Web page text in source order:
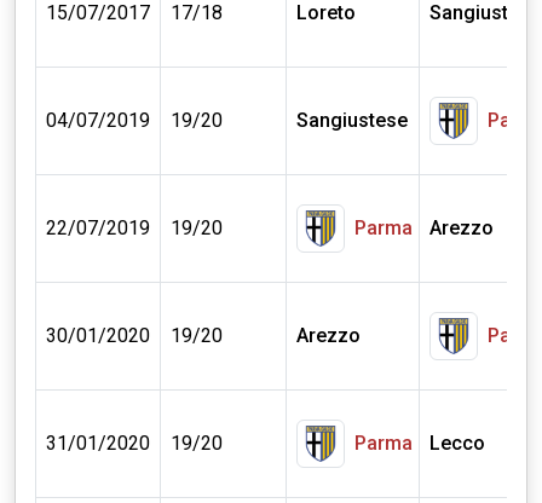
15/07/2017 17/18 Loreto Sangiustese
04/07/2019 19/20 Sangiustese
22/07/2019 19/20 Parma Arezzo
30/01/2020 19/20 Arezzo
31/01/2020 19/20 Parma Lecco